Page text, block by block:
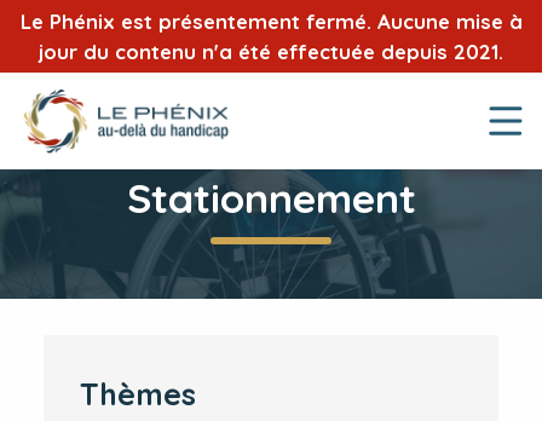
Le Phénix est présentement fermé. Aucune mise à
jour du contenu n'a été effectuée depuis 2021.
Stationnement
Thèmes